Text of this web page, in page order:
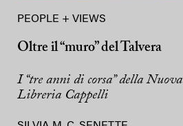
PEOPLE + VIEWS
Oltre il “muro” del Talvera
I “tre anni di corsa” della Nuova
Libreria Cappelli